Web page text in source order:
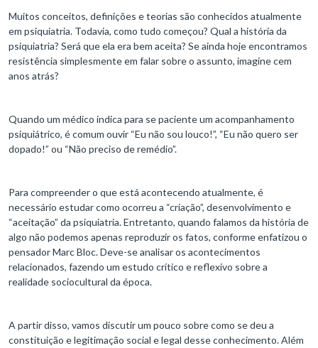
Muitos conceitos, definições e teorias são conhecidos atualmente
em psiquiatria. Todavia, como tudo começou? Qual a história da
psiquiatria? Será que ela era bem aceita? Se ainda hoje encontramos
resistência simplesmente em falar sobre o assunto, imagine cem
anos atrás?
Quando um médico indica para se paciente um acompanhamento
psiquiátrico, é comum ouvir “Eu não sou louco!”, “Eu não quero ser
dopado!” ou “Não preciso de remédio”.
Para compreender o que está acontecendo atualmente, é
necessário estudar como ocorreu a “criação”, desenvolvimento e
“aceitação” da psiquiatria. Entretanto, quando falamos da história de
algo não podemos apenas reproduzir os fatos, conforme enfatizou o
pensador Marc Bloc. Deve-se analisar os acontecimentos
relacionados, fazendo um estudo crítico e reflexivo sobre a
realidade sociocultural da época.
A partir disso, vamos discutir um pouco sobre como se deu a
constituição e legitimação social e legal desse conhecimento. Além